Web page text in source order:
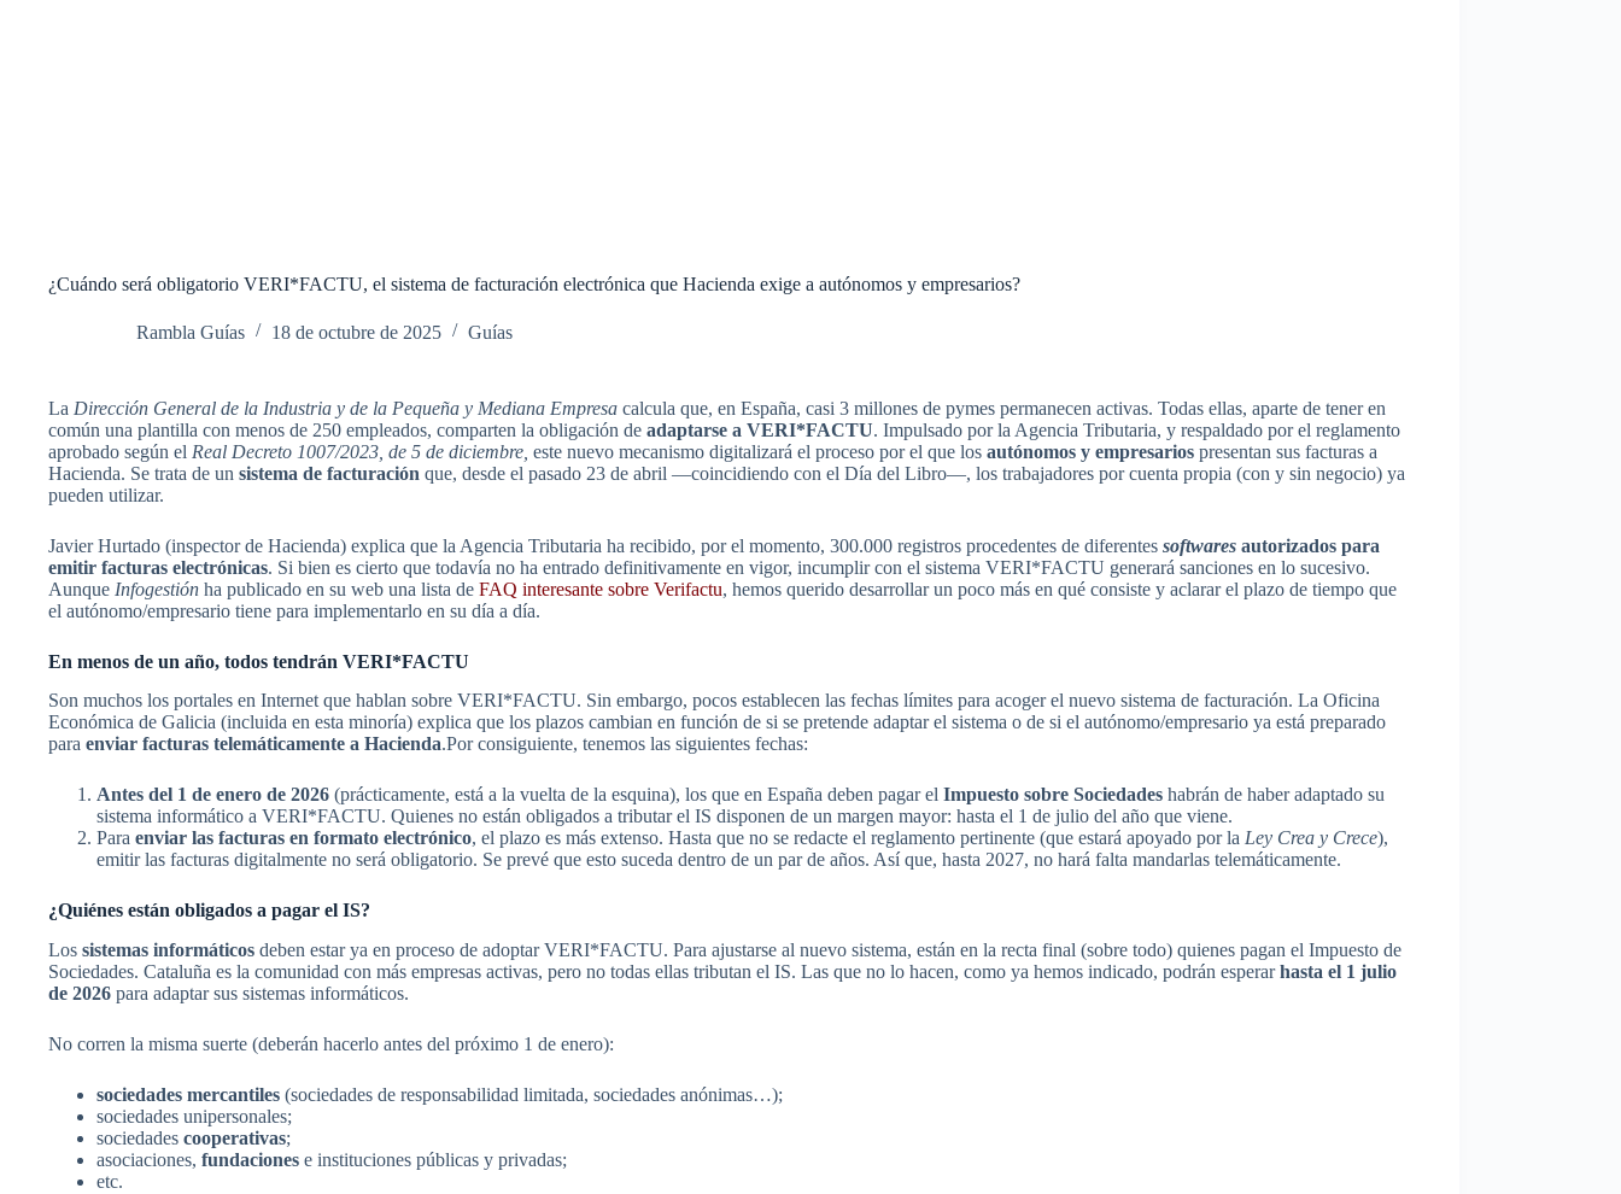
¿Cuándo será obligatorio VERI*FACTU, el sistema de facturación electrónica que Hacienda exige a autónomos y empresarios?
Rambla Guías 18 de octubre de 2025 Guías
La Dirección General de la Industria y de la Pequeña y Mediana Empresa calcula que, en España, casi 3 millones de pymes permanecen activas. Todas ellas, aparte de tener en
común una plantilla con menos de 250 empleados, comparten la obligación de adaptarse a VERI*FACTU. Impulsado por la Agencia Tributaria, y respaldado por el reglamento
aprobado según el Real Decreto 1007/2023, de 5 de diciembre, este nuevo mecanismo digitalizará el proceso por el que los autónomos y empresarios presentan sus facturas a
Hacienda. Se trata de un sistema de facturación que, desde el pasado 23 de abril —coincidiendo con el Día del Libro—, los trabajadores por cuenta propia (con y sin negocio) ya
pueden utilizar.
Javier Hurtado (inspector de Hacienda) explica que la Agencia Tributaria ha recibido, por el momento, 300.000 registros procedentes de diferentes softwares autorizados para
emitir facturas electrónicas. Si bien es cierto que todavía no ha entrado definitivamente en vigor, incumplir con el sistema VERI*FACTU generará sanciones en lo sucesivo.
Aunque Infogestión ha publicado en su web una lista de FAQ interesante sobre Verifactu, hemos querido desarrollar un poco más en qué consiste y aclarar el plazo de tiempo que
el autónomo/empresario tiene para implementarlo en su día a día.
En menos de un año, todos tendrán VERI*FACTU
Son muchos los portales en Internet que hablan sobre VERI*FACTU. Sin embargo, pocos establecen las fechas límites para acoger el nuevo sistema de facturación. La Oficina
Económica de Galicia (incluida en esta minoría) explica que los plazos cambian en función de si se pretende adaptar el sistema o de si el autónomo/empresario ya está preparado
para enviar facturas telemáticamente a Hacienda.Por consiguiente, tenemos las siguientes fechas:
Antes del 1 de enero de 2026 (prácticamente, está a la vuelta de la esquina), los que en España deben pagar el Impuesto sobre Sociedades habrán de haber adaptado su
sistema informático a VERI*FACTU. Quienes no están obligados a tributar el IS disponen de un margen mayor: hasta el 1 de julio del año que viene.
Para enviar las facturas en formato electrónico, el plazo es más extenso. Hasta que no se redacte el reglamento pertinente (que estará apoyado por la Ley Crea y Crece),
emitir las facturas digitalmente no será obligatorio. Se prevé que esto suceda dentro de un par de años. Así que, hasta 2027, no hará falta mandarlas telemáticamente.
¿Quiénes están obligados a pagar el IS?
Los sistemas informáticos deben estar ya en proceso de adoptar VERI*FACTU. Para ajustarse al nuevo sistema, están en la recta final (sobre todo) quienes pagan el Impuesto de
Sociedades. Cataluña es la comunidad con más empresas activas, pero no todas ellas tributan el IS. Las que no lo hacen, como ya hemos indicado, podrán esperarhasta el 1 julio
de 2026 para adaptar sus sistemas informáticos.
No corren la misma suerte (deberán hacerlo antes del próximo 1 de enero):
sociedades mercantiles (sociedades de responsabilidad limitada, sociedades anónimas…);
sociedades unipersonales;
sociedades cooperativas;
asociaciones, fundaciones e instituciones públicas y privadas;
etc.